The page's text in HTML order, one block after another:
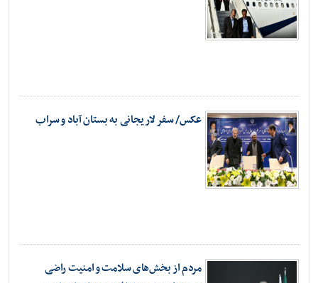
عکس/ سفر لاریجانی به بستان آباد و سراب
مردم از بخش‌های سلامت و امنیت راضی